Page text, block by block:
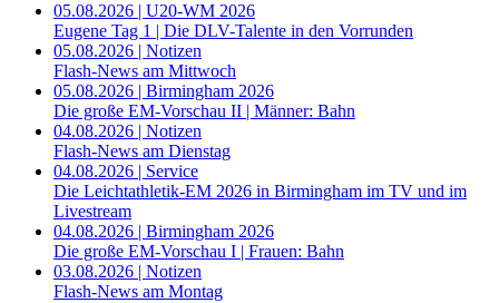
05.08.2026 | U20-WM 2026
Eugene Tag 1 | Die DLV-Talente in den Vorrunden
05.08.2026 | Notizen
Flash-News am Mittwoch
05.08.2026 | Birmingham 2026
Die große EM-Vorschau II | Männer: Bahn
04.08.2026 | Notizen
Flash-News am Dienstag
04.08.2026 | Service
Die Leichtathletik-EM 2026 in Birmingham im TV und im
Livestream
04.08.2026 | Birmingham 2026
Die große EM-Vorschau I | Frauen: Bahn
03.08.2026 | Notizen
Flash-News am Montag